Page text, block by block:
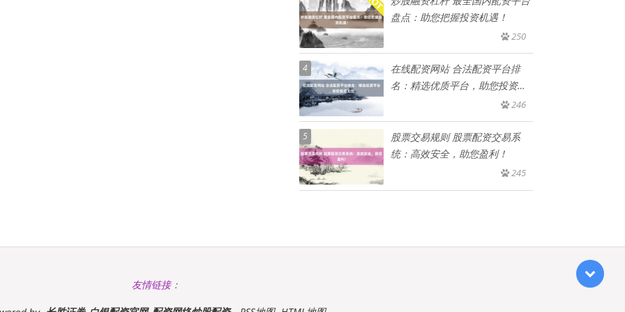
盘点：助您把握投资机遇！
250
4
在线配资网站 合法配资平台排
名：精选优质平台，助您投资无
246
5
股票交易规则 股票配资交易系
统：高效安全，助您盈利！
245
友情链接：